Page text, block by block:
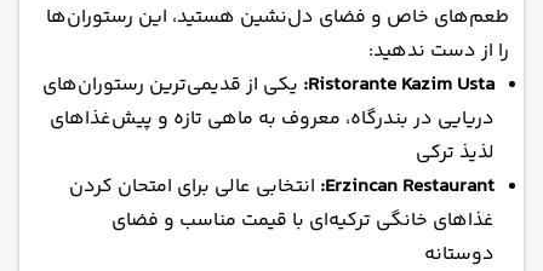
طعم‌های خاص و فضای دل‌نشین هستید، این رستوران‌ها
را از دست ندهید:
Ristorante Kazim Usta: یکی از قدیمی‌ترین رستوران‌های
دریایی در بندرگاه، معروف به ماهی تازه و پیش‌غذاهای
لذیذ ترکی
Erzincan Restaurant: انتخابی عالی برای امتحان کردن
غذاهای خانگی ترکیه‌ای با قیمت مناسب و فضای
دوستانه